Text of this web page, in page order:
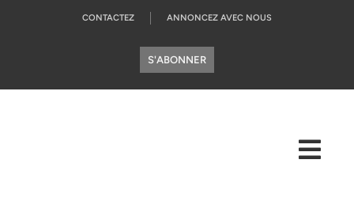
CONTACTEZ ANNONCEZ AVEC NOUS
S'ABONNER